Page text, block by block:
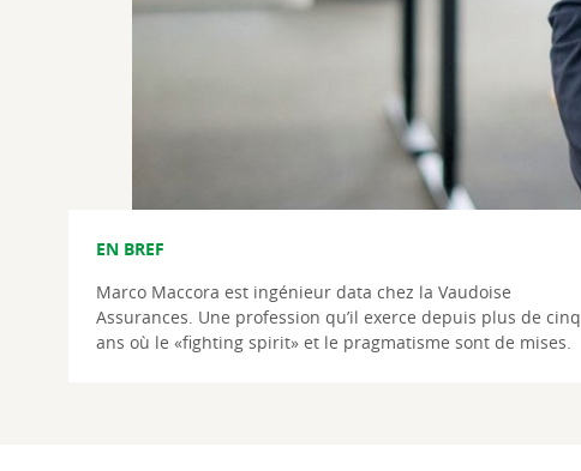
EN BREF
Marco Maccora est ingénieur data chez la Vaudoise
Assurances. Une profession qu’il exerce depuis plus de cinq
ans où le «fighting spirit» et le pragmatisme sont de mises.